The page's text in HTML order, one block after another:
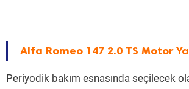
Alfa Romeo 147 2.0 TS Motor
Periyodik bakım esnasında seçilecek